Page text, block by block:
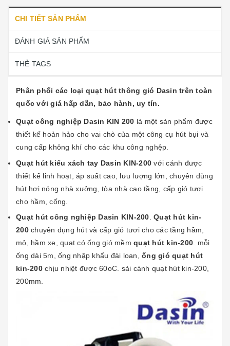
CHI TIẾT SẢN PHẨM
ĐÁNH GIÁ SẢN PHẨM
THẺ TAGS
Phân phối các loại quạt hút thông gió Dasin trên toàn
quốc với giá hấp dẫn, bảo hành, uy tín.
Quạt công nghiệp Dasin KIN 200 là một sản phẩm được
thiết kế hoản hảo cho vai chò của một công cụ hút bụi và
cung cấp không khí cho các khu công nghệp.
Quạt hút kiểu xách tay Dasin KIN-200 với cánh được
thiết kế linh hoạt, áp suất cao, lưu lượng lớn, chuyên dùng
hút hơi nóng nhà xưởng, tòa nhà cao tầng, cấp gió tươi
cho hầm, cống.
Quạt hút công nghiệp Dasin KIN-200 Quạt hút kin-
200chuyên dụng hút và cấp gió tươi cho các tầng hầm,
mỏ, hầm xe, quạt có ống gió mềm quạt hút kin-200 . mỗi
ống dài 5m, ống nhập khẩu đài loan, ống gió quạt hút
kin-200chịu nhiệt được 60oC. sải cánh quạt hút kin-200,
200mm.